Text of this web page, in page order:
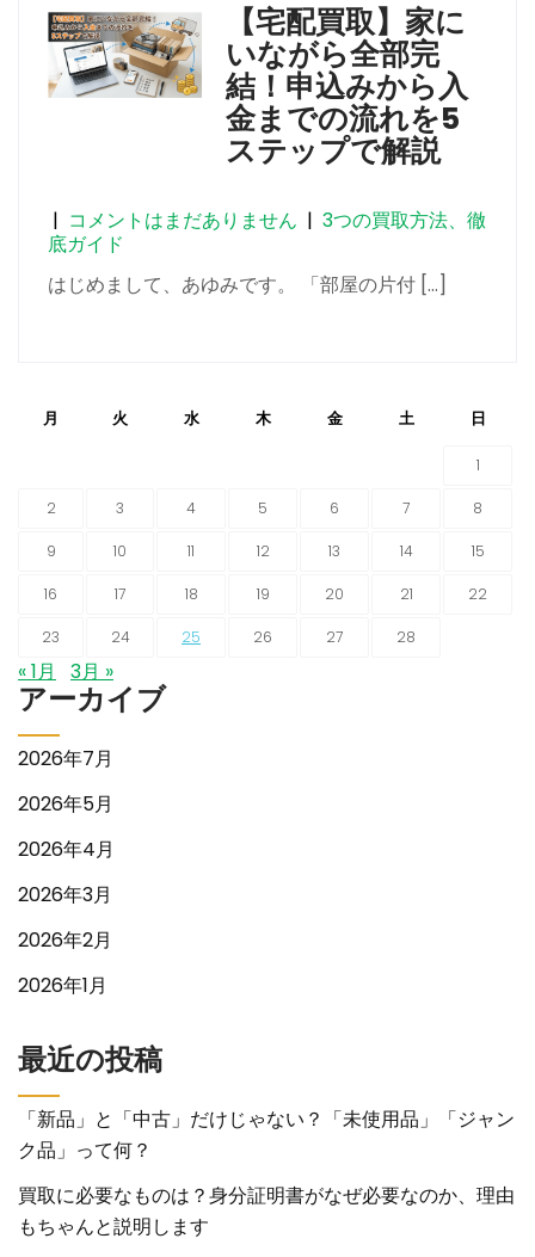
【宅配買取】家に
いながら全部完
結！申込みから入
金までの流れを5
ステップで解説
| コメントはまだありません | 3つの買取方法、徹
底ガイド
はじめまして、あゆみです。 「部屋の片付 […]
月 火 水 木 金 土 日
1
2 3 4 5 6 7 8
9 10 11 12 13 14 15
16 17 18 19 20 21 22
23 24 25 26 27 28
« 1月 3月 »
アーカイブ
2026年7月
2026年5月
2026年4月
2026年3月
2026年2月
2026年1月
最近の投稿
「新品」と「中古」だけじゃない？「未使用品」「ジャン
ク品」って何？
買取に必要なものは？身分証明書がなぜ必要なのか、理由
もちゃんと説明します